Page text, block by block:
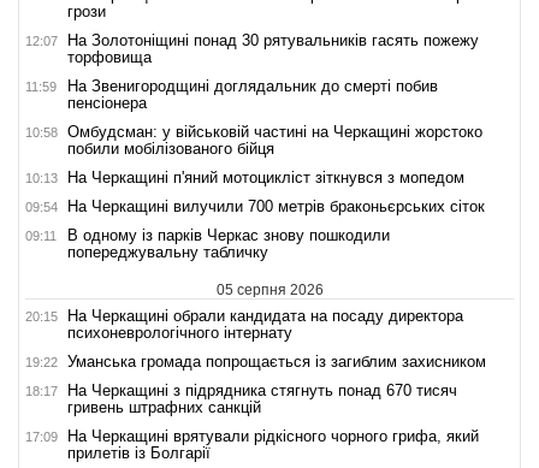
грози
12:07
На Золотоніщині понад 30 рятувальників гасять пожежу
торфовища
11:59
На Звенигородщині доглядальник до смерті побив
пенсіонера
10:58
Омбудсман: у військовій частині на Черкащині жорстоко
побили мобілізованого бійця
10:13 На Черкащині п'яний мотоцикліст зіткнувся з мопедом
09:54 На Черкащині вилучили 700 метрів браконьєрських сіток
09:11
В одному із парків Черкас знову пошкодили
попереджувальну табличку
05 серпня 2026
20:15
На Черкащині обрали кандидата на посаду директора
психоневрологічного інтернату
19:22 Уманська громада попрощається із загиблим захисником
18:17
На Черкащині з підрядника стягнуть понад 670 тисяч
гривень штрафних санкцій
17:09
На Черкащині врятували рідкісного чорного грифа, який
прилетів із Болгарії